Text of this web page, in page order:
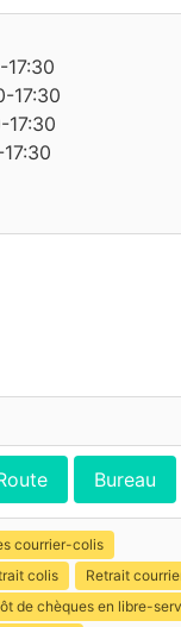
17:30
17:30
Bureau
courrier-colis
colis
Retrait
de chèques en libre-